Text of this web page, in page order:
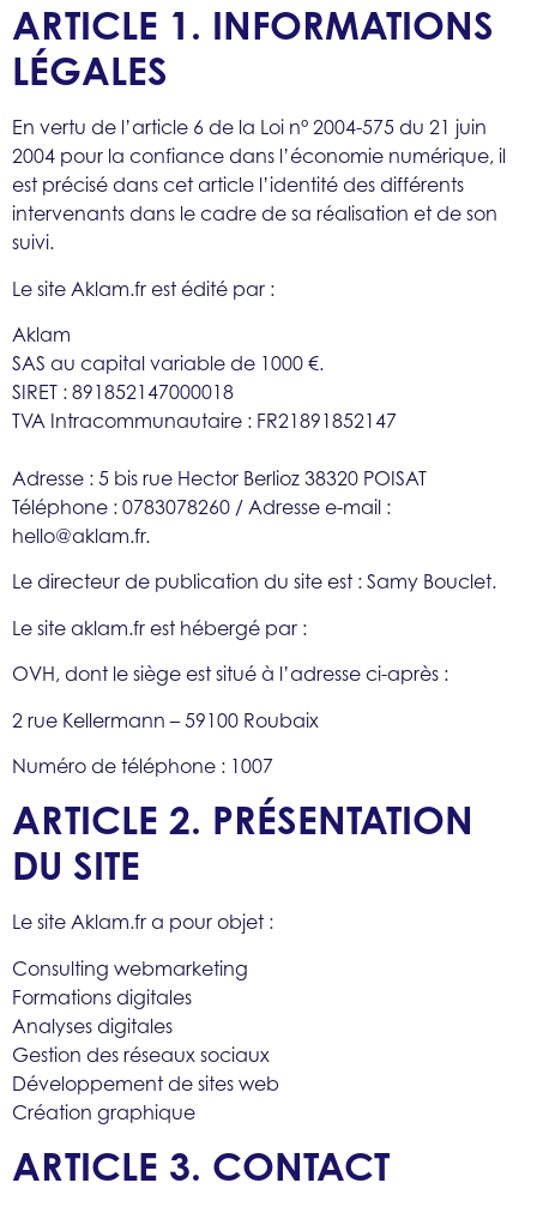
ARTICLE 1. INFORMATIONS
LÉGALES
En vertu de l’article 6 de la Loi n° 2004-575 du 21 juin
2004 pour la confiance dans l’économie numérique, il
est précisé dans cet article l’identité des différents
intervenants dans le cadre de sa réalisation et de son
suivi.
Le site Aklam.fr est édité par :
Aklam
SAS au capital variable de 1000 €.
SIRET : 891852147000018
TVA Intracommunautaire : FR21891852147
Adresse : 5 bis rue Hector Berlioz 38320 POISAT
Téléphone : 0783078260 / Adresse e-mail :
hello@aklam.fr.
Le directeur de publication du site est : Samy Bouclet.
Le site aklam.fr est hébergé par :
OVH, dont le siège est situé à l’adresse ci-après :
2 rue Kellermann – 59100 Roubaix
Numéro de téléphone : 1007
ARTICLE 2. PRÉSENTATION
DU SITE
Le site Aklam.fr a pour objet :
Consulting webmarketing
Formations digitales
Analyses digitales
Gestion des réseaux sociaux
Développement de sites web
Création graphique
ARTICLE 3. CONTACT